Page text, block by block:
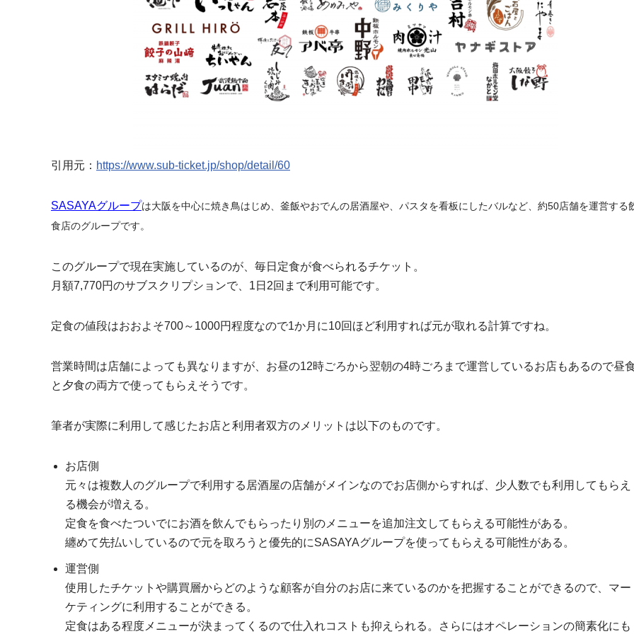
引用元： https://www.sub-ticket.jp/shop/detail/60
SASAYAグループは大阪を中心に焼き鳥はじめ、釜飯やおでんの居酒屋や、パスタを看板にしたバルなど、約50店舗を運営する
食店のグループです。
このグループで現在実施しているのが、毎日定食が食べられるチケット。
月額7,770円のサブスクリプションで、1日2回まで利用可能です。
定食の値段はおおよそ700～1000円程度なので1か月に10回ほど利用すれば元が取れる計算ですね。
営業時間は店舗によっても異なりますが、お昼の12時ごろから翌朝の4時ごろまで運営しているお店もあるので昼
と夕食の両方で使ってもらえそうです。
筆者が実際に利用して感じたお店と利用者双方のメリットは以下のものです。
お店側
元々は複数人のグループで利用する居酒屋の店舗がメインなのでお店側からすれば、少人数でも利用してもらえ
る機会が増える。
定食を食べたついでにお酒を飲んでもらったり別のメニューを追加注文してもらえる可能性がある。
纏めて先払いしているので元を取ろうと優先的にSASAYAグループを使ってもらえる可能性がある。
運営側
使用したチケットや購買層からどのような顧客が自分のお店に来ているのかを把握することができるので、マー
ケティングに利用することができる。
定食はある程度メニューが決まってくるので仕入れコストも抑えられる。さらにはオペレーションの簡素化にも